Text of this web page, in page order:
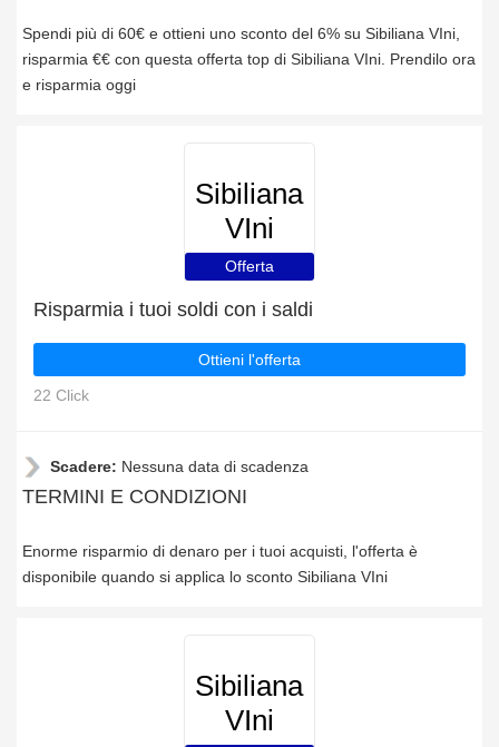
Spendi più di 60€ e ottieni uno sconto del 6% su Sibiliana VIni,
risparmia €€ con questa offerta top di Sibiliana VIni. Prendilo ora
e risparmia oggi
Sibiliana
VIni
Offerta
Risparmia i tuoi soldi con i saldi
Ottieni l'offerta
22 Click
Scadere: Nessuna data di scadenza
TERMINI E CONDIZIONI
Enorme risparmio di denaro per i tuoi acquisti, l'offerta è
disponibile quando si applica lo sconto Sibiliana VIni
Sibiliana
VIni